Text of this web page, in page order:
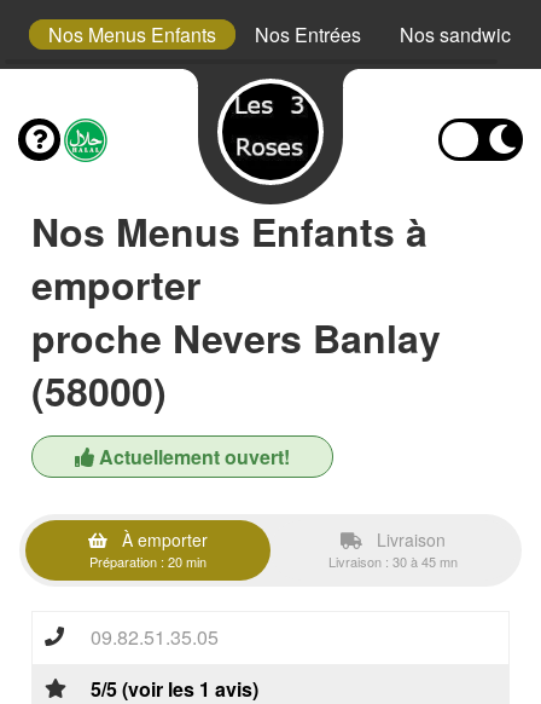
Nos Menus Enfants Nos Entrées Nos sandwichs
Nos Menus Enfants à
emporter
proche Nevers Banlay
(58000)
Actuellement ouvert!
À emporter
Préparation : 20 min
Livraison
Livraison : 30 à 45 mn
09.82.51.35.05
5/5 (voir les 1 avis)